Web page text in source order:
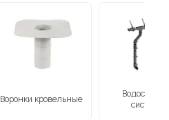
Воронки кровельные
системы